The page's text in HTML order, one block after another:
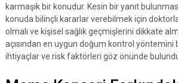
karmaşık bir konudur. Kesin bir yanıt
konuda bilinçli kararlar verebilmek için
olmalı ve kişisel sağlık geçmişlerini dikkate
açısından en uygun doğum kontrol yöntemini
ihtiyaçlar ve risk faktörleri göz önünde